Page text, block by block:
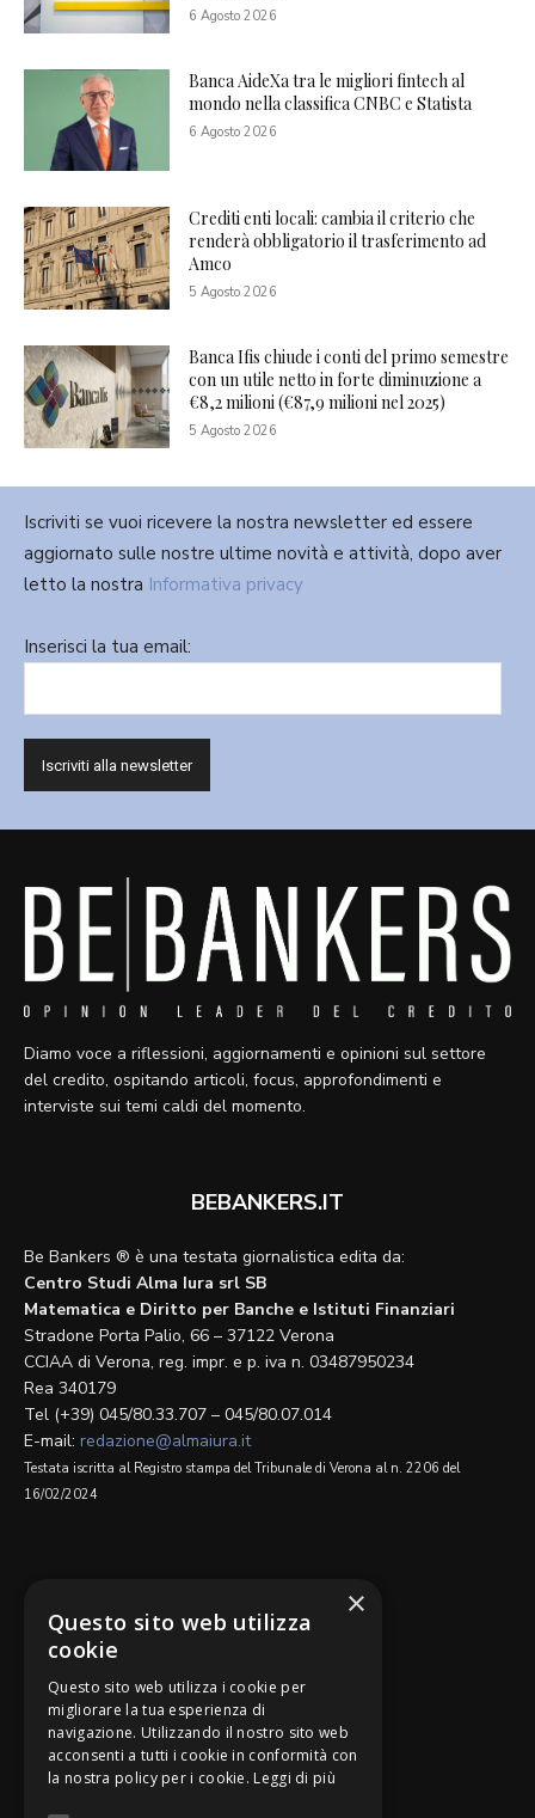
6 Agosto 2026
Banca AideXa tra le migliori fintech al
mondo nella classifica CNBC e Statista
6 Agosto 2026
Crediti enti locali: cambia il criterio che
renderà obbligatorio il trasferimento ad
Amco
5 Agosto 2026
Banca Ifis chiude i conti del primo semestre
con un utile netto in forte diminuzione a
€8,2 milioni (€87,9 milioni nel 2025)
5 Agosto 2026
Iscriviti se vuoi ricevere la nostra newsletter ed essere
aggiornato sulle nostre ultime novità e attività, dopo aver
letto la nostra Informativa privacy
Inserisci la tua email:
Diamo voce a riflessioni, aggiornamenti e opinioni sul settore
del credito, ospitando articoli, focus, approfondimenti e
interviste sui temi caldi del momento.
BEBANKERS.IT
Be Bankers ® è una testata giornalistica edita da:
Centro Studi Alma Iura srl SB
Matematica e Diritto per Banche e Istituti Finanziari
Stradone Porta Palio, 66 – 37122 Verona
CCIAA di Verona, reg. impr. e p. iva n. 03487950234
Rea 340179
Tel (+39) 045/80.33.707 – 045/80.07.014
E-mail: redazione@almaiura.it
Testata iscritta al Registro stampa del Tribunale di Verona al n. 2206 del
16/02/2024
Be Bankers è ideato da
×
Questo sito web utilizza
cookie
Questo sito web utilizza i cookie per
migliorare la tua esperienza di
navigazione. Utilizzando il nostro sito web
acconsenti a tutti i cookie in conformità con
la nostra policy per i cookie. Leggi di più